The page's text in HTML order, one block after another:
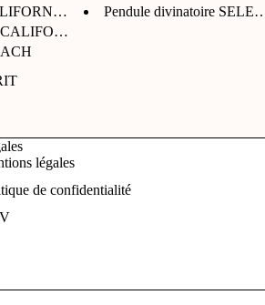
Rs
GREEN
G...
Pendule divinatoire
légales
de confidentialité